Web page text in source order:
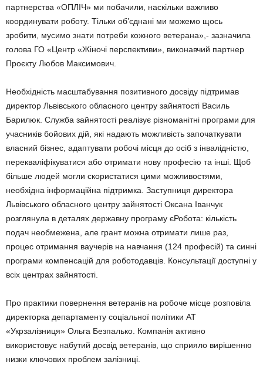
партнерства «ОПЛІЧ» ми побачили, наскільки важливо
координувати роботу. Тільки об’єднані ми можемо щось
зробити, мусимо знати потреби кожного ветерана»,- зазначила
голова ГО «Центр «Жіночі перспективи», виконавчий партнер
Проєкту Любов Максимович.
Необхідність масштабування позитивного досвіду підтримав
директор Львівського обласного центру зайнятості Василь
Барилюк. Служба зайнятості реалізує різноманітні програми для
учасників бойових дій, які надають можливість започаткувати
власний бізнес, адаптувати робочі місця до осіб з інвалідністю,
перекваліфікуватися або отримати нову професію та інші. Щоб
більше людей могли скористатися цими можливостями,
необхідна інформаційна підтримка. Заступниця директора
Львівського обласного центру зайнятості Оксана Іванчук
розглянула в деталях державну програму єРобота: кількість
подач необмежена, але грант можна отримати лише раз,
процес отримання ваучерів на навчання (124 професій) та синні
програми компенсацій для роботодавців. Консультації доступні у
всіх центрах зайнятості.
Про практики повернення ветеранів на робоче місце розповіла
директорка департаменту соціальної політики АТ
«Укрзалізниця» Ольга Безпалько. Компанія активно
використовує набутий досвід ветеранів, що сприяло вирішенню
низки ключових проблем залізниці.